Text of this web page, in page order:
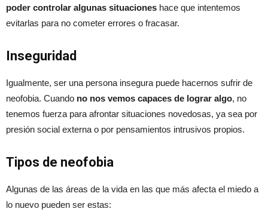
poder controlar algunas situaciones hace que intentemos
evitarlas para no cometer errores o fracasar.
Inseguridad
Igualmente, ser una persona insegura puede hacernos sufrir de
neofobia. Cuando no nos vemos capaces de lograr algo, no
tenemos fuerza para afrontar situaciones novedosas, ya sea por
presión social externa o por pensamientos intrusivos propios.
Tipos de neofobia
Algunas de las áreas de la vida en las que más afecta el miedo a
lo nuevo pueden ser estas: